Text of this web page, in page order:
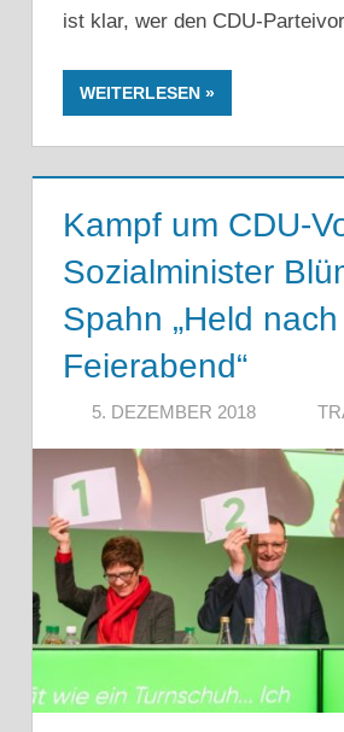
ist klar, wer den CDU-
WEITERLESEN
Kampf um CDU-
Sozialminister
Spahn „Held nach
Feierabend“
5. DEZEMBER 2018